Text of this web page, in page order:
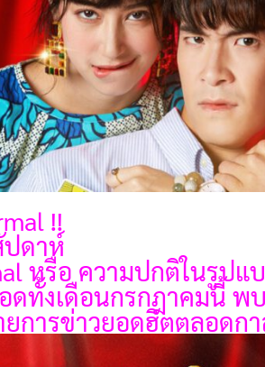
!!
ดาห์
หรือ ความปกติในรูป
ทั้งเดือนกรกฎาคมนี้ พ
ยการข่าวยอดฮิตตลอดก